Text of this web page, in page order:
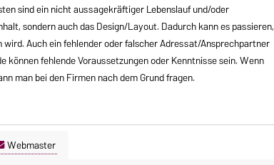
sind ein nicht aussagekräftiger Lebenslauf und/oder
sondern auch das Design/Layout. Dadurch kann es passieren,
Auch ein fehlender oder falscher Adressat/Ansprechpartner
können fehlende Voraussetzungen oder Kenntnisse sein. Wenn
man bei den Firmen nach dem Grund fragen.
Webmaster